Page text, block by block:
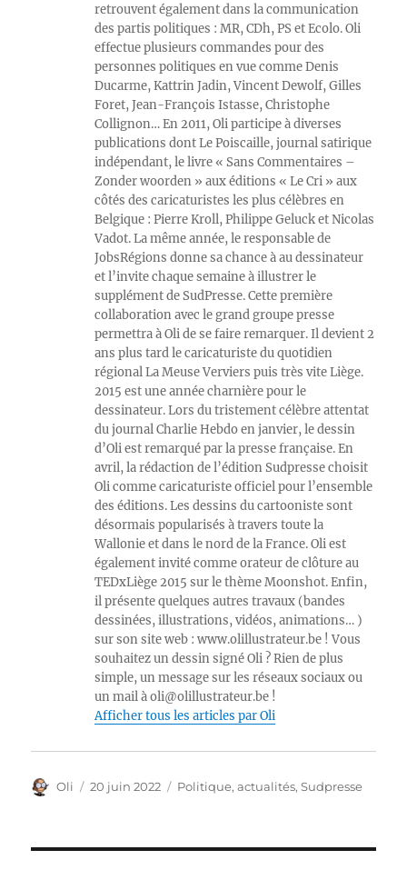
retrouvent également dans la communication
des partis politiques : MR, CDh, PS et Ecolo. Oli
effectue plusieurs commandes pour des
personnes politiques en vue comme Denis
Ducarme, Kattrin Jadin, Vincent Dewolf, Gilles
Foret, Jean-François Istasse, Christophe
Collignon… En 2011, Oli participe à diverses
publications dont Le Poiscaille, journal satirique
indépendant, le livre « Sans Commentaires –
Zonder woorden » aux éditions « Le Cri » aux
côtés des caricaturistes les plus célèbres en
Belgique : Pierre Kroll, Philippe Geluck et Nicolas
Vadot. La même année, le responsable de
JobsRégions donne sa chance à au dessinateur
et l’invite chaque semaine à illustrer le
supplément de SudPresse. Cette première
collaboration avec le grand groupe presse
permettra à Oli de se faire remarquer. Il devient 2
ans plus tard le caricaturiste du quotidien
régional La Meuse Verviers puis très vite Liège.
2015 est une année charnière pour le
dessinateur. Lors du tristement célèbre attentat
du journal Charlie Hebdo en janvier, le dessin
d’Oli est remarqué par la presse française. En
avril, la rédaction de l’édition Sudpresse choisit
Oli comme caricaturiste officiel pour l’ensemble
des éditions. Les dessins du cartooniste sont
désormais popularisés à travers toute la
Wallonie et dans le nord de la France. Oli est
également invité comme orateur de clôture au
TEDxLiège 2015 sur le thème Moonshot. Enfin,
il présente quelques autres travaux (bandes
dessinées, illustrations, vidéos, animations… )
sur son site web : www.olillustrateur.be ! Vous
souhaitez un dessin signé Oli ? Rien de plus
simple, un message sur les réseaux sociaux ou
un mail à oli@olillustrateur.be !
Afficher tous les articles par Oli
Auteur
Oli
Publié
20 juin 2022 Catégories
Politique, actualités,Sudpresse